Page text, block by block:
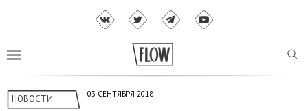
НОВОСТИ 03 СЕНТЯБРЯ 2018